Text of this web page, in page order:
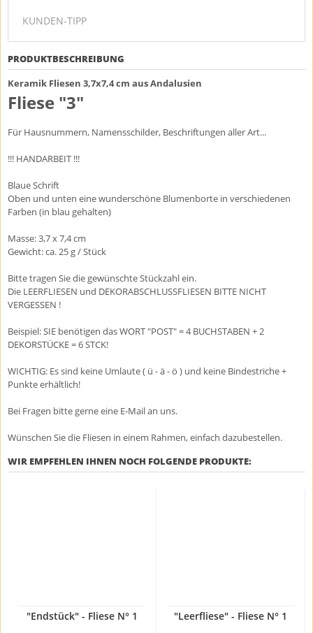
KUNDEN-TIPP
PRODUKTBESCHREIBUNG
Keramik Fliesen 3,7x7,4 cm aus Andalusien
Fliese "3"
Für Hausnummern, Namensschilder, Beschriftungen aller Art...
!!! HANDARBEIT !!!
Blaue Schrift
Oben und unten eine wunderschöne Blumenborte in verschiedenen
Farben (in blau gehalten)
Masse: 3,7 x 7,4 cm
Gewicht: ca. 25 g / Stück
Bitte tragen Sie die gewünschte Stückzahl ein.
Die LEERFLIESEN und DEKORABSCHLUSSFLIESEN BITTE NICHT
VERGESSEN !
Beispiel: SIE benötigen das WORT "POST" = 4 BUCHSTABEN + 2
DEKORSTÜCKE = 6 STCK!
WICHTIG: Es sind keine Umlaute ( ü - ä - ö ) und keine Bindestriche +
Punkte erhältlich!
Bei Fragen bitte gerne eine E-Mail an uns.
Wünschen Sie die Fliesen in einem Rahmen, einfach dazubestellen.
WIR EMPFEHLEN IHNEN NOCH FOLGENDE PRODUKTE:
"Endstück" - Fliese N° 1 "Leerfliese" - Fliese N° 1